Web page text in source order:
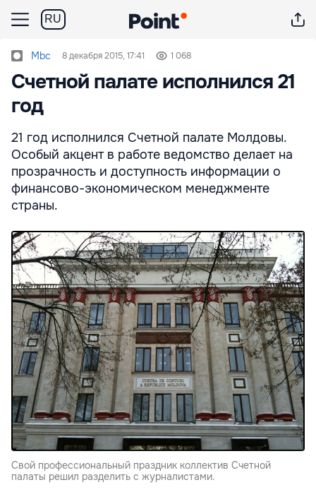
RU
Mbc 8 декабря 2015, 17:41 1 068
Счетной палате исполнился 21
год
21 год исполнился Счетной палате Молдовы.
Особый акцент в работе ведомство делает на
прозрачность и доступность информации о
финансово-экономическом менеджменте
страны.
Свой профессиональный праздник коллектив Счетной
палаты решил разделить с журналистами.